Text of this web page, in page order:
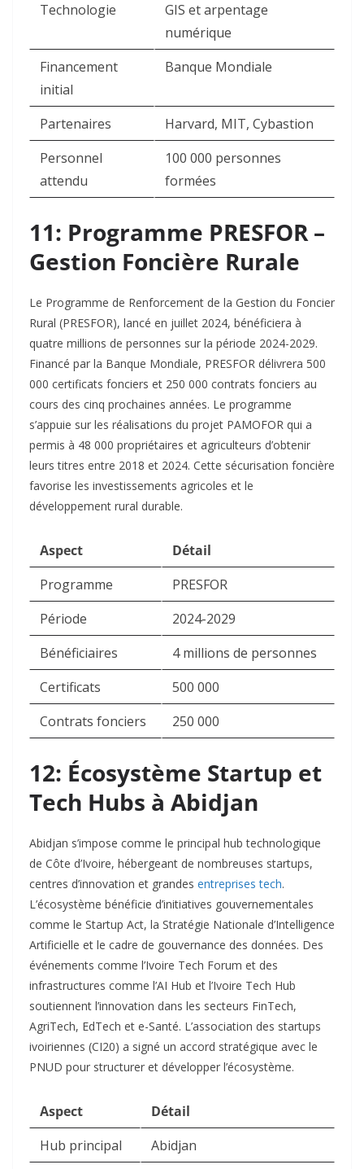
Technologie
GIS et arpentage
numérique
Financement
initial
Banque Mondiale
Partenaires
Harvard, MIT, Cybastion
Personnel
attendu
100 000 personnes
formées
11: Programme PRESFOR –
Gestion Foncière Rurale
Le Programme de Renforcement de la Gestion du Foncier
Rural (PRESFOR), lancé en juillet 2024, bénéficiera à
quatre millions de personnes sur la période 2024-2029.
Financé par la Banque Mondiale, PRESFOR délivrera 500
000 certificats fonciers et 250 000 contrats fonciers au
cours des cinq prochaines années. Le programme
s’appuie sur les réalisations du projet PAMOFOR qui a
permis à 48 000 propriétaires et agriculteurs d’obtenir
leurs titres entre 2018 et 2024. Cette sécurisation foncière
favorise les investissements agricoles et le
développement rural durable.​
Aspect
Détail
Programme
PRESFOR
Période
2024-2029
Bénéficiaires
4 millions de personnes
Certificats
500 000
Contrats fonciers
250 000
12: Écosystème Startup et
Tech Hubs à Abidjan
Abidjan s’impose comme le principal hub technologique
de Côte d’Ivoire, hébergeant de nombreuses startups,
centres d’innovation et grandes entreprises tech.
L’écosystème bénéficie d’initiatives gouvernementales
comme le Startup Act, la Stratégie Nationale d’Intelligence
Artificielle et le cadre de gouvernance des données. Des
événements comme l’Ivoire Tech Forum et des
infrastructures comme l’AI Hub et l’Ivoire Tech Hub
soutiennent l’innovation dans les secteurs FinTech,
AgriTech, EdTech et e-Santé. L’association des startups
ivoiriennes (CI20) a signé un accord stratégique avec le
PNUD pour structurer et développer l’écosystème.
Aspect
Détail
Hub principal
Abidjan